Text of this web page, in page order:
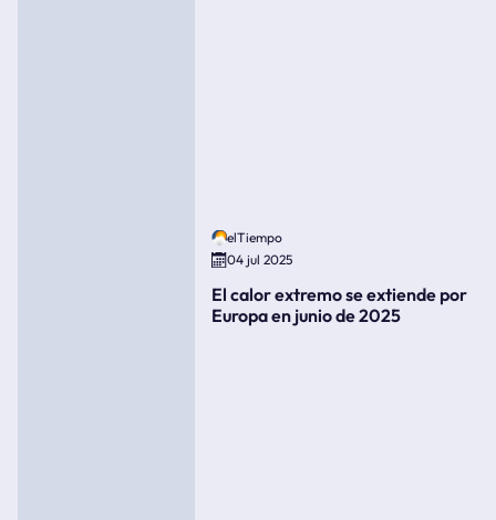
elTiempo
04 jul 2025
El calor extremo se extiende por
Europa en junio de 2025